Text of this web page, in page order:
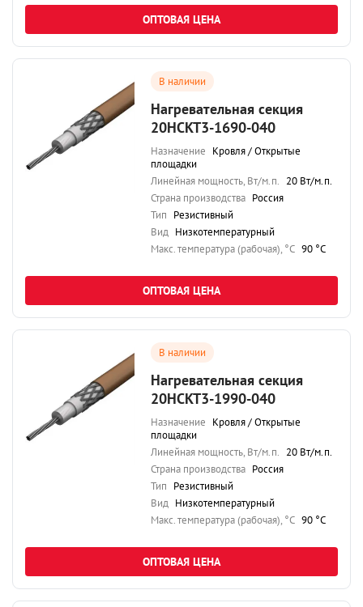
ОПТОВАЯ ЦЕНА
В наличии
Нагревательная секция
20НСКТ3-1690-040
Назначение Кровля / Открытые
площадки
Линейная мощность, Вт/м.п. 20 Вт/м.п.
Страна производства Россия
Тип Резистивный
Вид Низкотемпературный
Maкс. температура (рабочая), °C 90 °C
ОПТОВАЯ ЦЕНА
В наличии
Нагревательная секция
20НСКТ3-1990-040
Назначение Кровля / Открытые
площадки
Линейная мощность, Вт/м.п. 20 Вт/м.п.
Страна производства Россия
Тип Резистивный
Вид Низкотемпературный
Maкс. температура (рабочая), °C 90 °C
ОПТОВАЯ ЦЕНА